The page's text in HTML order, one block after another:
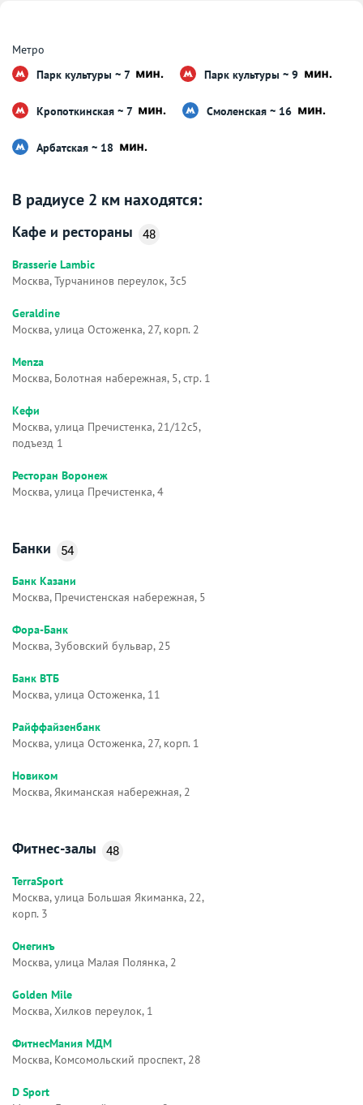
Метро
Парк культуры ~ 7
Парк культуры ~ 9
Кропоткинская ~ 7 Смоленская ~ 16
Арбатская ~ 18
В радиусе 2 км находятся:
Кафе и рестораны 48
Brasserie Lambic
Москва, Турчанинов переулок, 3с5
Geraldine
Москва, улица Остоженка, 27, корп. 2
Menza
Москва, Болотная набережная, 5, стр. 1
Кефи
Москва, улица Пречистенка, 21/12с5,
подъезд 1
Ресторан Воронеж
Москва, улица Пречистенка, 4
Банки 54
Банк Казани
Москва, Пречистенская набережная, 5
Фора-Банк
Москва, Зубовский бульвар, 25
Банк ВТБ
Москва, улица Остоженка, 11
Райффайзенбанк
Москва, улица Остоженка, 27, корп. 1
Новиком
Москва, Якиманская набережная, 2
Фитнес-залы 48
TerraSport
Москва, улица Большая Якиманка, 22,
корп. 3
Онегинъ
Москва, улица Малая Полянка, 2
Golden Mile
Москва, Хилков переулок, 1
ФитнесМания МДМ
Москва, Комсомольский проспект, 28
D Sport